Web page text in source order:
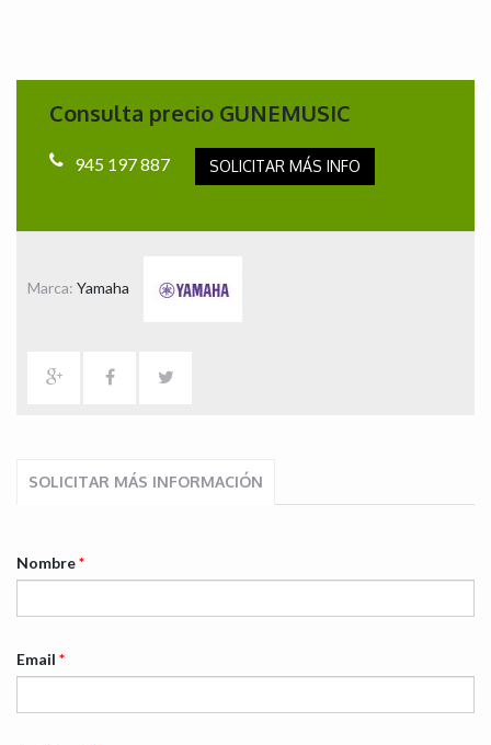
Consulta precio GUNEMUSIC
945 197 887 SOLICITAR MÁS INFO
Marca: Yamaha
SOLICITAR MÁS INFORMACIÓN
Nombre*
Email *